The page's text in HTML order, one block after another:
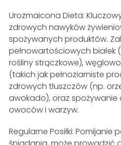
Urozmaicona Dieta:
zdrowych nawyków
spożywanych produktów.
pełnowartościowych białek
rośliny strączkowe),
(takich jak pełnoziarniste
zdrowych tłuszczów (np.
awokado), oraz spożywanie
owoców i warzyw.
Regularne Posiłki: Pomijanie